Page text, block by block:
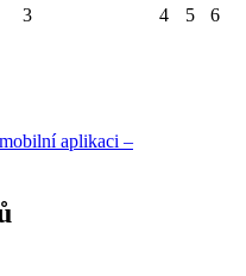
3 4 5 6
mobilní aplikaci –